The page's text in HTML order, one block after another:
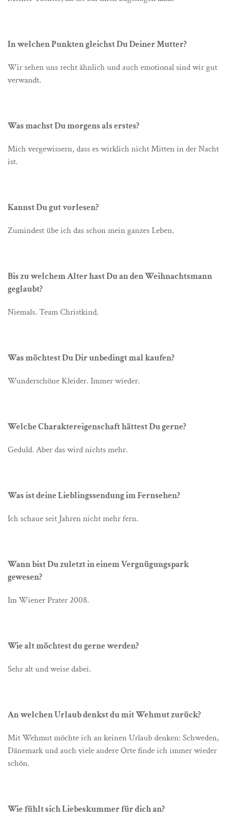
In welchen Punkten gleichst Du Deiner Mutter?
Wir sehen uns recht ähnlich und auch emotional sind wir gut
verwandt.
Was machst Du morgens als erstes?
Mich vergewissern, dass es wirklich nicht Mitten in der Nacht
ist.
Kannst Du gut vorlesen?
Zumindest übe ich das schon mein ganzes Leben.
Bis zu welchem Alter hast Du an den Weihnachtsmann
geglaubt?
Niemals. Team Christkind.
Was möchtest Du Dir unbedingt mal kaufen?
Wunderschöne Kleider. Immer wieder.
Welche Charaktereigenschaft hättest Du gerne?
Geduld. Aber das wird nichts mehr.
Was ist deine Lieblingssendung im Fernsehen?
Ich schaue seit Jahren nicht mehr fern.
Wann bist Du zuletzt in einem Vergnügungspark
gewesen?
Im Wiener Prater 2008.
Wie alt möchtest du gerne werden?
Sehr alt und weise dabei.
An welchen Urlaub denkst du mit Wehmut zurück?
Mit Wehmut möchte ich an keinen Urlaub denken: Schweden,
Dänemark und auch viele andere Orte finde ich immer wieder
schön.
Wie fühlt sich Liebeskummer für dich an?